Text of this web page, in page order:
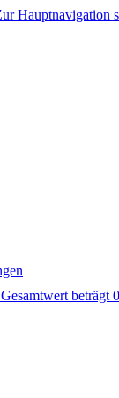
Hauptnavigation
beträgt